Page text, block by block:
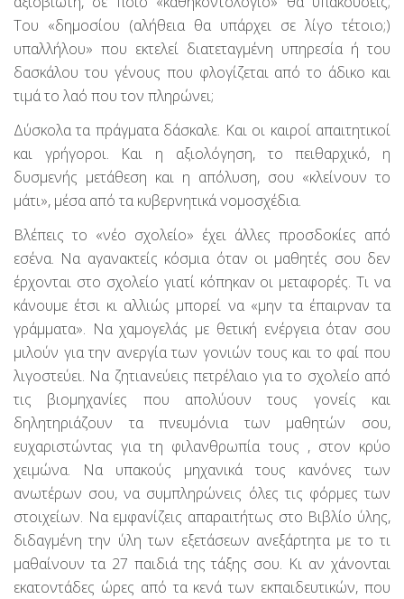
Του «δημοσίου (αλήθεια θα υπάρχει σε λίγο τέτοιο;)
υπαλλήλου» που εκτελεί διατεταγμένη υπηρεσία ή του
δασκάλου του γένους που φλογίζεται από το άδικο και
τιμά το λαό που τον πληρώνει;
Δύσκολα τα πράγματα δάσκαλε. Και οι καιροί απαιτητικοί
και γρήγοροι. Και η αξιολόγηση, το πειθαρχικό, η
δυσμενής μετάθεση και η απόλυση, σου «κλείνουν το
μάτι», μέσα από τα κυβερνητικά νομοσχέδια.
Βλέπεις το «νέο σχολείο» έχει άλλες προσδοκίες από
εσένα. Να αγανακτείς κόσμια όταν οι μαθητές σου δεν
έρχονται στο σχολείο γιατί κόπηκαν οι μεταφορές. Τι να
κάνουμε έτσι κι αλλιώς μπορεί να «μην τα έπαιρναν τα
γράμματα». Να χαμογελάς με θετική ενέργεια όταν σου
μιλούν για την ανεργία των γονιών τους και το φαί που
λιγοστεύει. Να ζητιανεύεις πετρέλαιο για το σχολείο από
τις βιομηχανίες που απολύουν τους γονείς και
δηλητηριάζουν τα πνευμόνια των μαθητών σου,
ευχαριστώντας για τη φιλανθρωπία τους , στον κρύο
χειμώνα. Να υπακούς μηχανικά τους κανόνες των
ανωτέρων σου, να συμπληρώνεις όλες τις φόρμες των
στοιχείων. Να εμφανίζεις απαραιτήτως στο Βιβλίο ύλης,
διδαγμένη την ύλη των εξετάσεων ανεξάρτητα με το τι
μαθαίνουν τα 27 παιδιά της τάξης σου. Κι αν χάνονται
εκατοντάδες ώρες από τα κενά των εκπαιδευτικών, που